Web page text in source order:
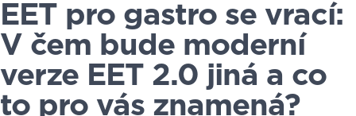
EET pro gastro se vrací:
V čem bude moderní
verze EET 2.0 jiná a co
to pro vás znamená?